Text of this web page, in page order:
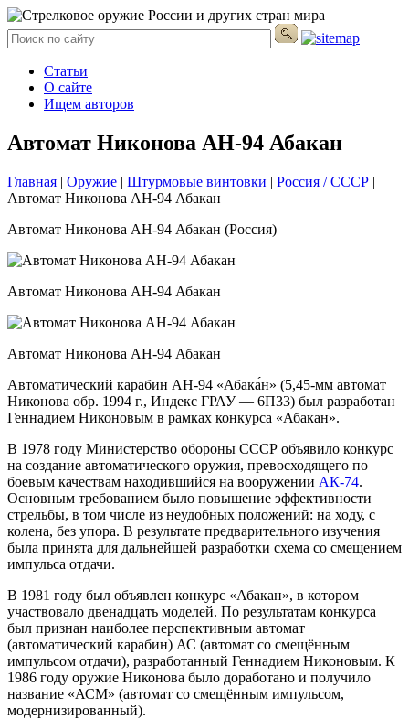
Статьи
О сайте
Ищем авторов
Автомат Никонова АН-94 Абакан
Главная | Оружие | Штурмовые винтовки | Россия / СССР |
Автомат Никонова АН-94 Абакан
Автомат Никонова АН-94 Абакан (Россия)
Автомат Никонова АН-94 Абакан
Автомат Никонова АН-94 Абакан
Автоматический карабин АН-94 «Абака́н» (5,45-мм автомат
Никонова обр. 1994 г., Индекс ГРАУ — 6П33) был разработан
Геннадием Никоновым в рамках конкурса «Абакан».
В 1978 году Министерство обороны СССР объявило конкурс
на создание автоматического оружия, превосходящего по
боевым качествам находившийся на вооружении АК-74.
Основным требованием было повышение эффективности
стрельбы, в том числе из неудобных положений: на ходу, с
колена, без упора. В результате предварительного изучения
была принята для дальнейшей разработки схема со смещением
импульса отдачи.
В 1981 году был объявлен конкурс «Абакан», в котором
участвовало двенадцать моделей. По результатам конкурса
был признан наиболее перспективным автомат
(автоматический карабин) АС (автомат со смещённым
импульсом отдачи), разработанный Геннадием Никоновым. К
1986 году оружие Никонова было доработано и получило
название «АСМ» (автомат со смещённым импульсом,
модернизированный).